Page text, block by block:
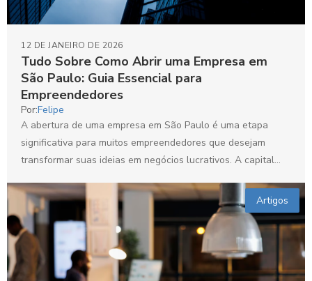
Tudo Sobre Como Abrir uma Empresa em
São Paulo: Guia Essencial para
Empreendedores
12 DE JANEIRO DE 2026
Por:Felipe
A abertura de uma empresa em São Paulo é uma etapa
significativa para muitos empreendedores que desejam
transformar suas ideias em negócios lucrativos. A capital...
Artigos